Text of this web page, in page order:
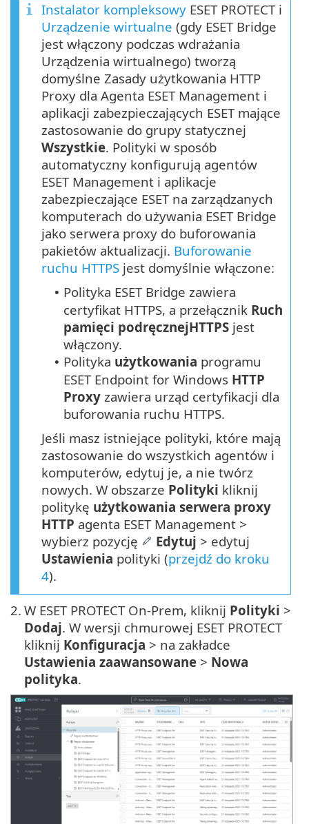
Instalator kompleksowy ESET PROTECT i
Urządzenie wirtualne (gdy ESET Bridge
jest włączony podczas wdrażania
Urządzenia wirtualnego) tworzą
domyślne Zasady użytkowania HTTP
Proxy dla Agenta ESET Management i
aplikacji zabezpieczających ESET mające
zastosowanie do grupy statycznej
Wszystkie. Polityki w sposób
automatyczny konfigurują agentów
ESET Management i aplikacje
zabezpieczające ESET na zarządzanych
komputerach do używania ESET Bridge
jako serwera proxy do buforowania
pakietów aktualizacji. Buforowanie
ruchu HTTPS jest domyślnie włączone:
• Polityka ESET Bridge zawiera
certyfikat HTTPS, a przełącznik Ruch
pamięci podręcznejHTTPS jest
włączony.
• Polityka użytkowania programu
ESET Endpoint for Windows HTTP
Proxy zawiera urząd certyfikacji dla
buforowania ruchu HTTPS.
Jeśli masz istniejące polityki, które mają
zastosowanie do wszystkich agentów i
komputerów, edytuj je, a nie twórz
nowych. W obszarze Polityki kliknij
politykę użytkowania serwera proxy
HTTP agenta ESET Management >
wybierz pozycję
Edytuj > edytuj
Ustawienia polityki (przejdź do kroku
4).
2. W ESET PROTECT On-Prem, kliknij Polityki >
Dodaj. W wersji chmurowej ESET PROTECT
kliknij Konfiguracja > na zakładce
Ustawienia zaawansowane > Nowa
polityka.